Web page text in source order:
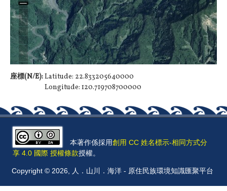
座標(N/E):Latitude: 22.833205640000
Longitude: 120.719708700000
本著作係採用創用 CC 姓名標示-相同方式分
享 4.0 國際 授權條款授權。
Copyright © 2026, 人．山川．海洋 - 原住民族環境知識匯聚平台